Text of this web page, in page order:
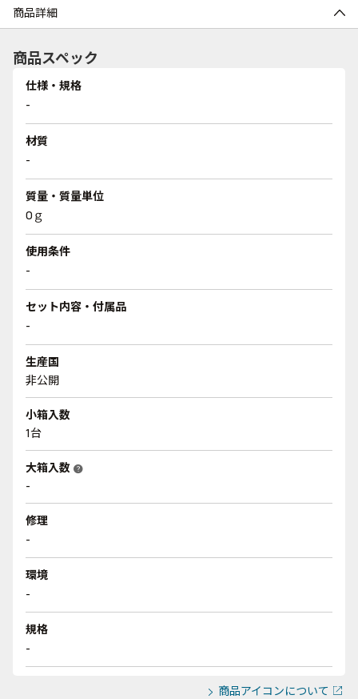
商品詳細
商品スペック
仕様・規格
-
材質
-
質量・質量単位
0ｇ
使用条件
-
セット内容・付属品
-
生産国
非公開
小箱入数
1台
大箱入数 help
-
修理
-
環境
-
規格
-
商品アイコンについて